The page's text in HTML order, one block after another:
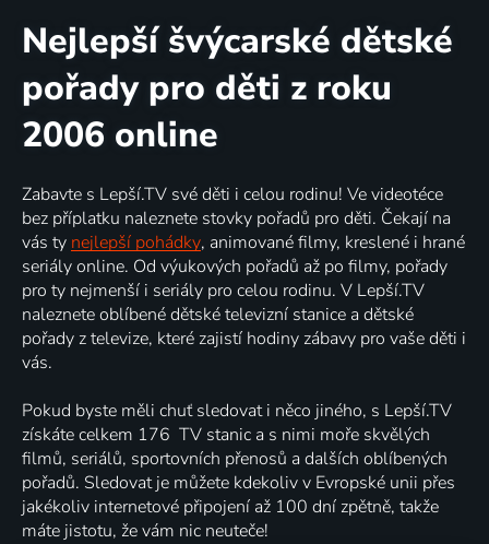
Nejlepší švýcarské dětské
pořady pro děti z roku
2006 online
Zabavte s Lepší.TV své děti i celou rodinu! Ve videotéce
bez příplatku naleznete stovky pořadů pro děti. Čekají na
vás ty nejlepší pohádky, animované filmy, kreslené i hrané
seriály online. Od výukových pořadů až po filmy, pořady
pro ty nejmenší i seriály pro celou rodinu. V Lepší.TV
naleznete oblíbené dětské televizní stanice a dětské
pořady z televize, které zajistí hodiny zábavy pro vaše děti i
vás.
Pokud byste měli chuť sledovat i něco jiného, s Lepší.TV
získáte celkem 176 TV stanic a s nimi moře skvělých
filmů, seriálů, sportovních přenosů a dalších oblíbených
pořadů. Sledovat je můžete kdekoliv v Evropské unii přes
jakékoliv internetové připojení až 100 dní zpětně, takže
máte jistotu, že vám nic neuteče!